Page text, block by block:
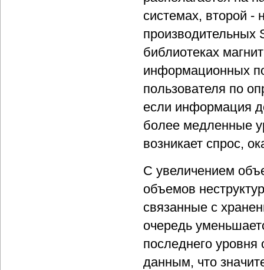
системах, второй -
производительных
библиотеках
информационных
пользователя по
если информация
более медленные
возникает спрос,
С увеличением
объемов
связанные с
очередь
последнего
данным, что